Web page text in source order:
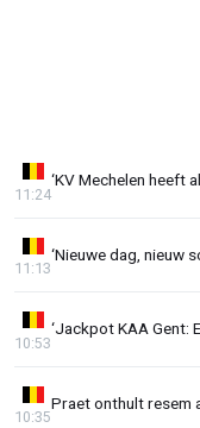
‘KV Mechelen heeft
11:24
‘Nieuwe dag, nieuw
11:13
‘Jackpot KAA Gent:
10:53
Praet onthult resem
10:35